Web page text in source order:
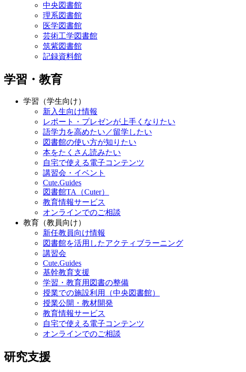
中央図書館
理系図書館
医学図書館
芸術工学図書館
筑紫図書館
記録資料館
学習・教育
学習（学生向け）
新入生向け情報
レポート・プレゼンが上手くなりたい
語学力を高めたい／留学したい
図書館の使い方が知りたい
本をたくさん読みたい
自宅で使える電子コンテンツ
講習会・イベント
Cute.Guides
図書館TA（Cuter）
教育情報サービス
オンラインでのご相談
教育（教員向け）
新任教員向け情報
図書館を活用したアクティブラーニング
講習会
Cute.Guides
基幹教育支援
学習・教育用図書の整備
授業での施設利用（中央図書館）
授業公開・教材開発
教育情報サービス
自宅で使える電子コンテンツ
オンラインでのご相談
研究支援